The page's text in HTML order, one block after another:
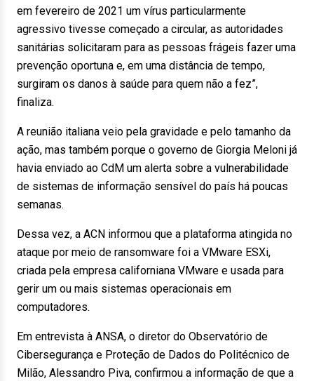
em fevereiro de 2021 um vírus particularmente
agressivo tivesse começado a circular, as autoridades
sanitárias solicitaram para as pessoas frágeis fazer uma
prevenção oportuna e, em uma distância de tempo,
surgiram os danos à saúde para quem não a fez”,
finaliza.
A reunião italiana veio pela gravidade e pelo tamanho da
ação, mas também porque o governo de Giorgia Meloni já
havia enviado ao CdM um alerta sobre a vulnerabilidade
de sistemas de informação sensível do país há poucas
semanas.
Dessa vez, a ACN informou que a plataforma atingida no
ataque por meio de ransomware foi a VMware ESXi,
criada pela empresa californiana VMware e usada para
gerir um ou mais sistemas operacionais em
computadores.
Em entrevista à ANSA, o diretor do Observatório de
Cibersegurança e Proteção de Dados do Politécnico de
Milão, Alessandro Piva, confirmou a informação de que a